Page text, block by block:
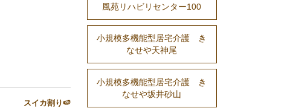
スイカ割り🍉
風苑リハビリセンター100
小規模多機能型居宅介護 き
なせや天神尾
小規模多機能型居宅介護 き
なせや坂井砂山